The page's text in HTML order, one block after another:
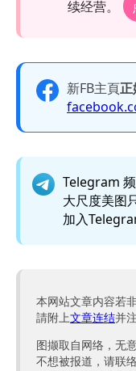
续经营。
新FB主頁
Telegram
大尺度美图
加入
本网站文章内容若
請附上文章连结并
图撷取自网络，无
不想被报道，请联